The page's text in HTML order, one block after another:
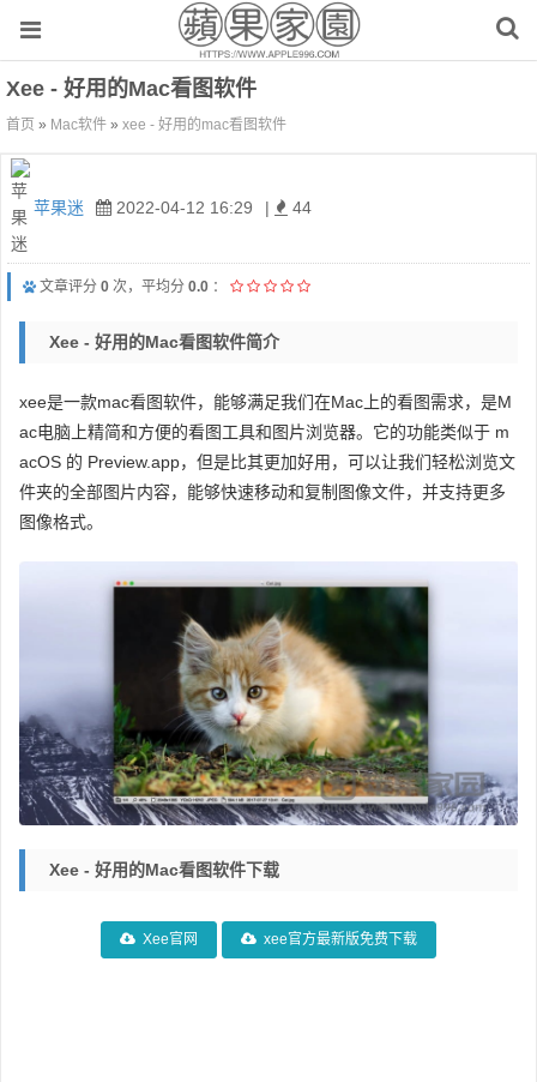
Xee - 好用的mac看图软件
首页 » Mac软件 » xee - 好用的mac看图软件
苹果迷 2022-04-12 16:29 | 44
文章评分 0 次，平均分 0.0 ：
Xee - 好用的mac看图软件简介
xee是一款mac看图软件，能够满足我们在Mac上的看图需求，是M
ac电脑上精简和方便的看图工具和图片浏览器。它的功能类似于 m
acOS 的 Preview.app，但是比其更加好用，可以让我们轻松浏览文
件夹的全部图片内容，能够快速移动和复制图像文件，并支持更多
图像格式。
Xee - 好用的mac看图软件下载
Xee官网 xee官方最新版免费下载